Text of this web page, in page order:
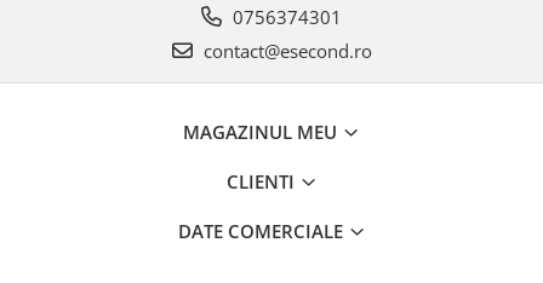
0756374301
contact@esecond.ro
MAGAZINUL MEU
CLIENTI
DATE COMERCIALE